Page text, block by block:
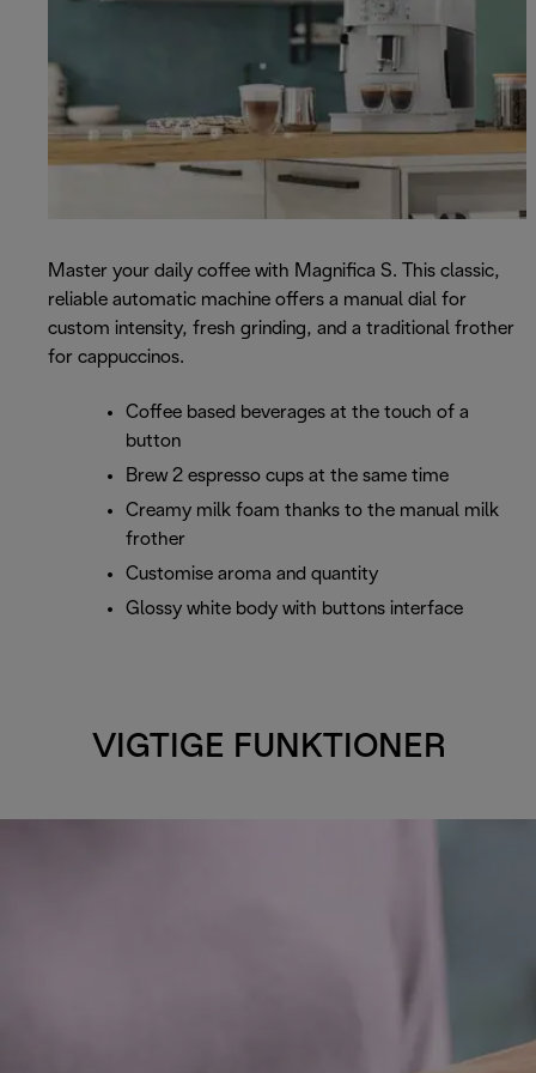
Master your daily coffee with Magnifica S. This classic,
reliable automatic machine offers a manual dial for
custom intensity, fresh grinding, and a traditional frother
for cappuccinos.
Coffee based beverages at the touch of a
button
Brew 2 espresso cups at the same time
Creamy milk foam thanks to the manual milk
frother
Customise aroma and quantity
Glossy white body with buttons interface
VIGTIGE FUNKTIONER